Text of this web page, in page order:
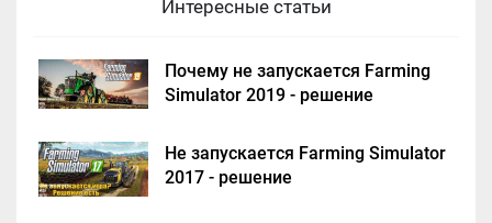
Интересные статьи
Почему не запускается Farming
Simulator 2019 - решение
Не запускается Farming Simulator
2017 - решение